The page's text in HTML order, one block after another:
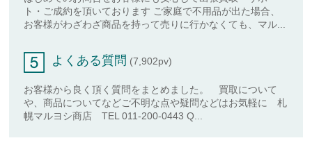
ト・ご成約を頂いております ご家庭で不用品が出た場合、
お客様がわざわざ商品を持って売りに行かなくても、マル...
よくある質問 (7,902pv)
お客様から良く頂く質問をまとめました。 買取について
や、商品についてなどご不明な点や疑問などはお気軽に 札
幌マルヨシ商店 TEL 011-200-0443 Q...